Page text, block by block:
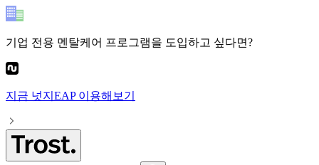
기업 전용 멘탈케어 프로그램을 도입하고 싶다면?
지금 넛지EAP이용해보기